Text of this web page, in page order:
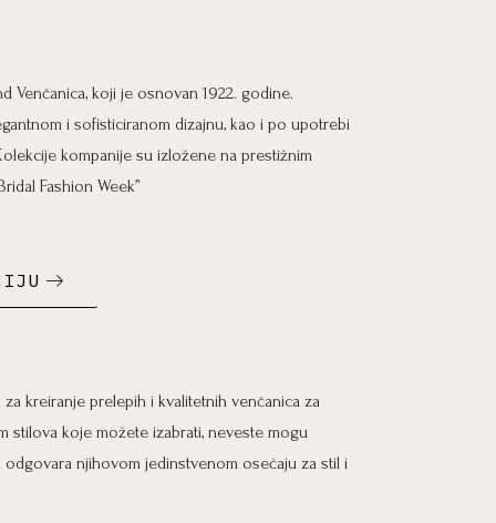
Venčanica, koji je osnovan 1922. godine.
i sofisticiranom dizajnu, kao i po upotrebi
kompanije su izložene na prestižnim
Fashion Week”
kreiranje prelepih i kvalitetnih venčanica za
stilova koje možete izabrati, neveste mogu
njihovom jedinstvenom osećaju za stil i